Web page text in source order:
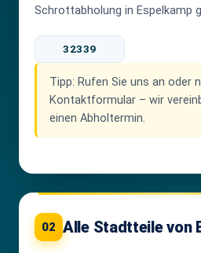
Schrottabholung in Espelkamp
32339
Tipp: Rufen Sie uns an oder
Kontaktformular – wir
einen Abholtermin.
02 Alle Stadtteile von